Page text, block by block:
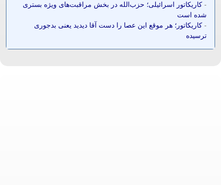
- کاریکاتور اسرائیلی؛ حزب‌الله در بخش مراقبت‌های ویژه بستری
شده است
- کاریکاتور؛ هر موقع این عصا را دست آقا دیدید یعنی بدجوری
ترسیده